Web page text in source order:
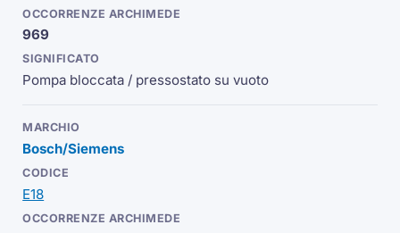
969
Pompa bloccata / pressostato su vuoto
Bosch/Siemens
E18